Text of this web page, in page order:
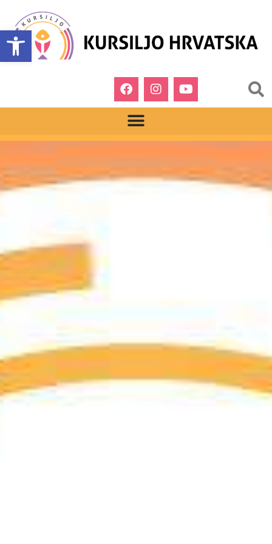
Open toolbar